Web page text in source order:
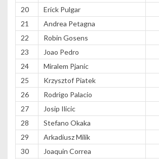
20
Erick Pulgar
21
Andrea Petagna
22
Robin Gosens
23
Joao Pedro
24
Miralem Pjanic
25
Krzysztof Piatek
26
Rodrigo Palacio
27
Josip Ilicic
28
Stefano Okaka
29
Arkadiusz Milik
30
Joaquin Correa